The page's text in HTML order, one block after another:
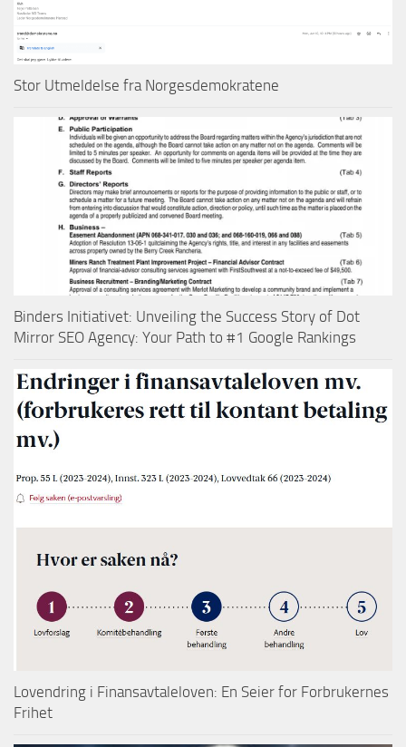
Stor Utmeldelse fra Norgesdemokratene
Binders Initiativet: Unveiling the Success Story of Dot
Mirror SEO Agency: Your Path to #1 Google Rankings
Lovendring i Finansavtaleloven: En Seier for Forbrukernes
Frihet